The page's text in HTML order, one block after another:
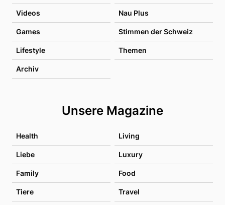
Videos Nau Plus
Games Stimmen der Schweiz
Lifestyle Themen
Archiv
Unsere Magazine
Health Living
Liebe Luxury
Family Food
Tiere Travel